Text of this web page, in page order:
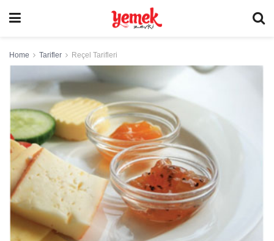
Home Tarifler Reçel Tarifleri